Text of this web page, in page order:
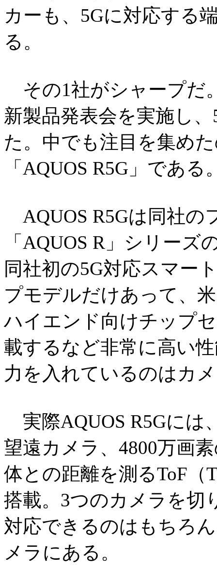
カーも、5Gに対応する
る。
その1社がシャープだ
新製品発表会を実施し
た。中でも注目を集め
「AQUOS R5G」である
AQUOS R5Gは同社の
「AQUOS R」シリー
同社初の5G対応スマー
プモデルだけあって、
ハイエンド向けチップセ
載するなど非常に高い
力を入れているのはカ
実際AQUOS R5Gには
望遠カメラ、4800万画
体との距離を測るToF（
搭載。3つのカメラを切
対応できるのはもちろ
メラにある。